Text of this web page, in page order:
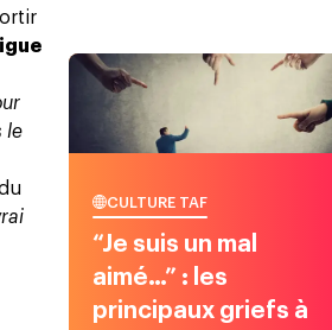
le
CULTURE TAF
“Je suis un mal
aimé…” : les
principaux griefs à